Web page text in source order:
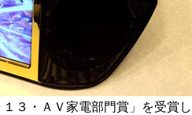
１３・ＡＶ家電部門賞」を受賞し